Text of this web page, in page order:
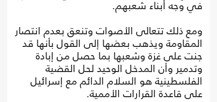
في وجه أبناء شعبهم.
ومع ذلك تتعالى الأصوات وتنعق بعدم انتصار
المقاومة ويذهب بعضها إلى القول بأنها قد
جنت على غزة وشعبها بما حصل من إبادة
وتدمير وأن المدخل الوحيد لحل القضية
الفلسطينية هو السلام الدائم مع إسرائيل
على قاعدة القرارات الأممية.